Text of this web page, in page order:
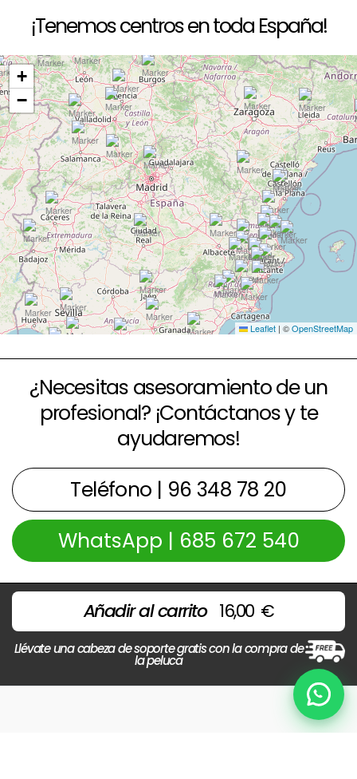
¡Tenemos centros en toda España!
+
−
Leaflet | ©OpenStreetMap
¿Necesitas asesoramiento de un
profesional? ¡Contáctanos y te
ayudaremos!
Teléfono | 96 348 78 20
WhatsApp | 685 672 540
Añadir al carrito 16,00 €
Llévate una cabeza de soporte gratis con la compra de
la peluca
Chat